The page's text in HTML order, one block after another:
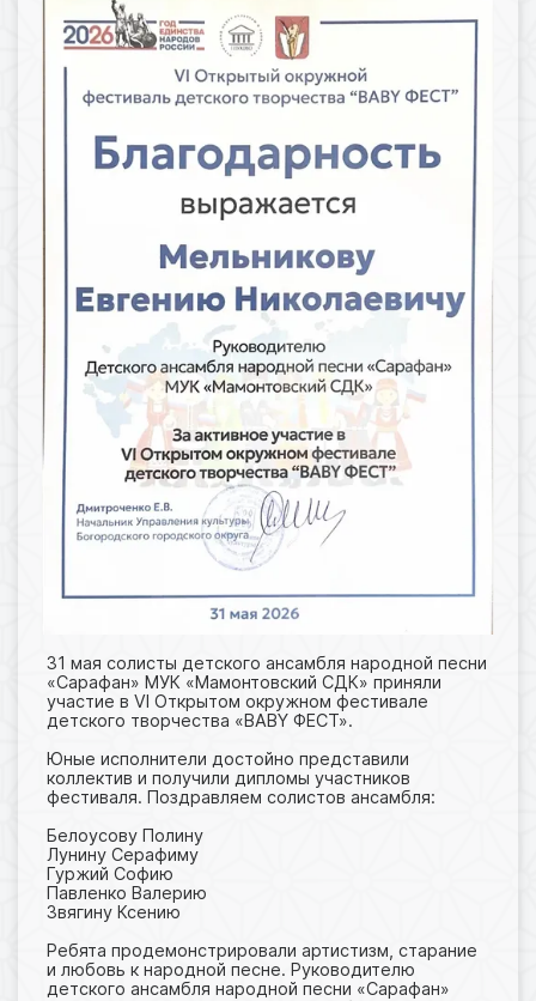
31 мая солисты детского ансамбля народной песни
«Сарафан» МУК «Мамонтовский СДК» приняли
участие в VI Открытом окружном фестивале
детского творчества «BABY ФЕСТ».
Юные исполнители достойно представили
коллектив и получили дипломы участников
фестиваля. Поздравляем солистов ансамбля:
Белоусову Полину
Лунину Серафиму
Гуржий Софию
Павленко Валерию
Звягину Ксению
Ребята продемонстрировали артистизм, старание
и любовь к народной песне. Руководителю
детского ансамбля народной песни «Сарафан»